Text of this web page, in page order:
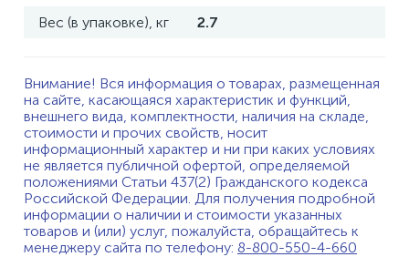
Вес (в упаковке), кг 2.7
Внимание! Вся информация о товарах, размещенная
на сайте, касающаяся характеристик и функций,
внешнего вида, комплектности, наличия на складе,
стоимости и прочих свойств, носит
информационный характер и ни при каких условиях
не является публичной офертой, определяемой
положениями Статьи 437(2) Гражданского кодекса
Российской Федерации. Для получения подробной
информации о наличии и стоимости указанных
товаров и (или) услуг, пожалуйста, обращайтесь к
менеджеру сайта по телефону: 8-800-550-4-660